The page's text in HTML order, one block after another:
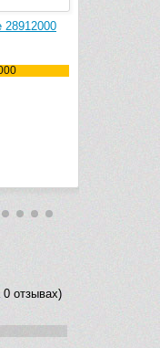
отзывах)